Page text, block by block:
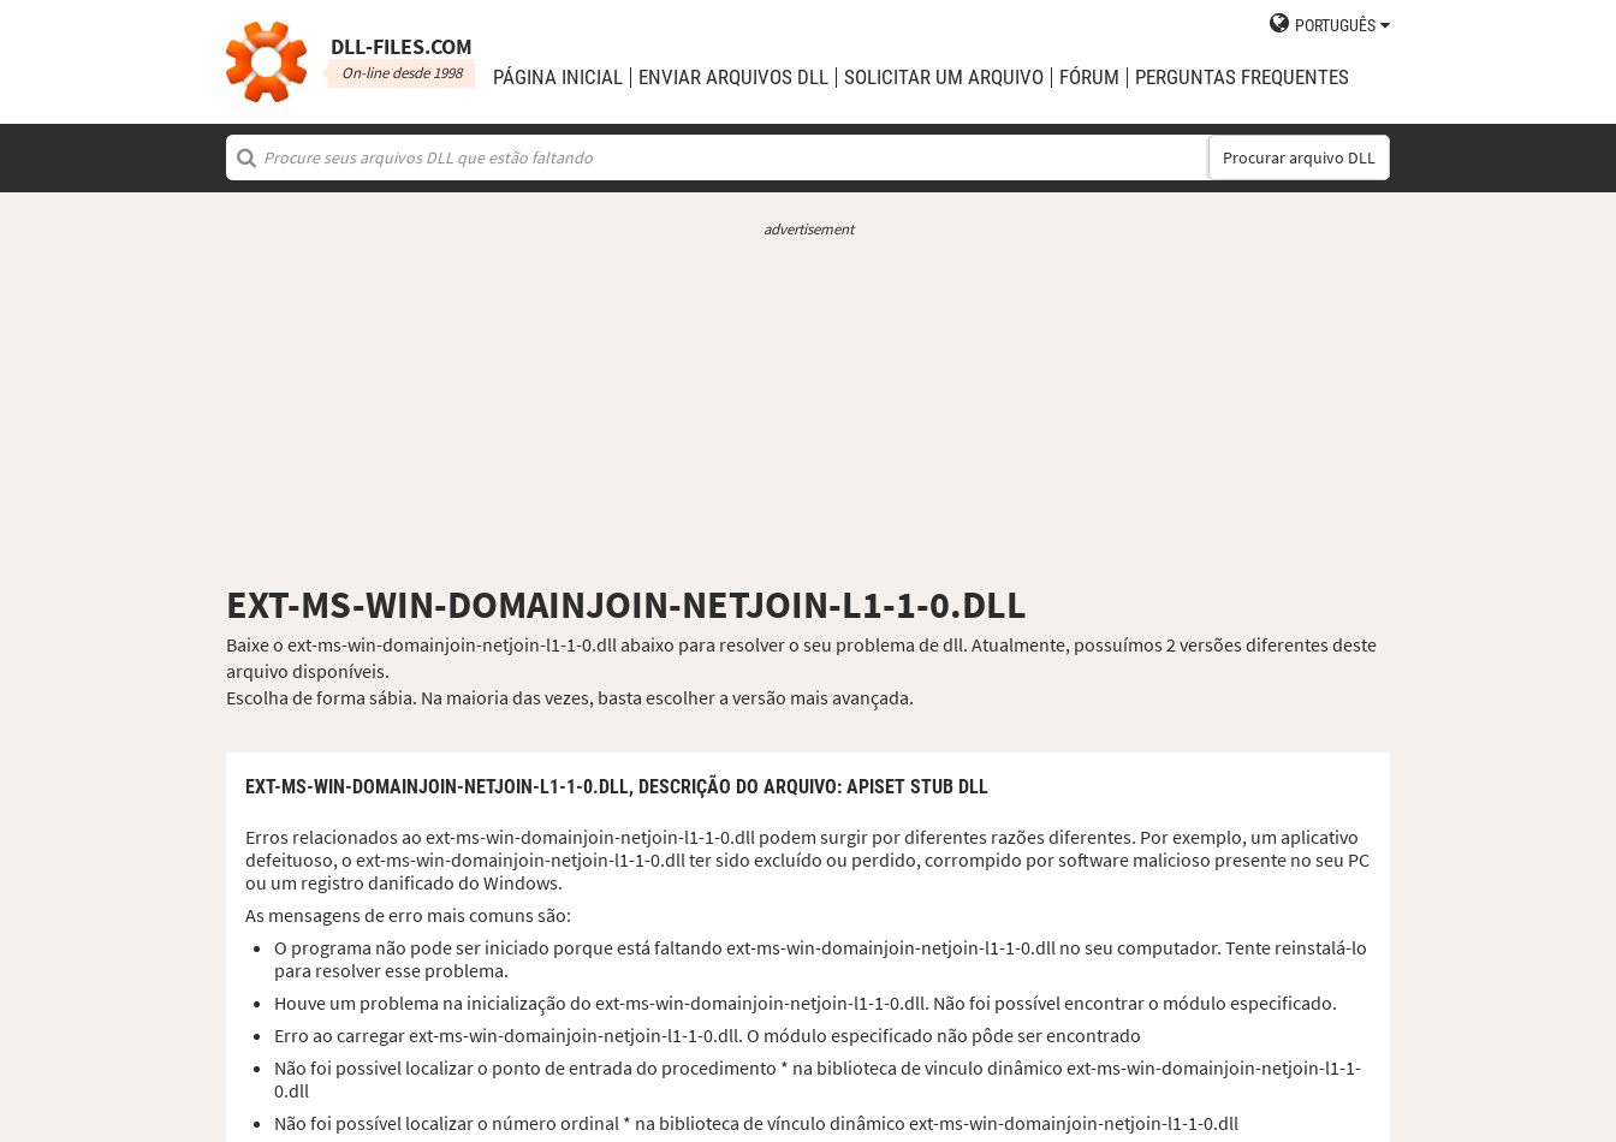
DLL‑FILES.COM
On-line desde 1998
PORTUGUÊS
PÁGINA INICIAL ENVIAR ARQUIVOS DLL SOLICITAR UM ARQUIVO FÓRUM PERGUNTAS FREQUENTES
Procurar arquivo DLL
advertisement
EXT-MS-WIN-DOMAINJOIN-NETJOIN-L1-1-0.DLL
Baixe o ext-ms-win-domainjoin-netjoin-l1-1-0.dll abaixo para resolver o seu problema de dll. Atualmente, possuímos 2 versões diferentes deste
arquivo disponíveis.
Escolha de forma sábia. Na maioria das vezes, basta escolher a versão mais avançada.
EXT-MS-WIN-DOMAINJOIN-NETJOIN-L1-1-0.DLL, DESCRIÇÃO DO ARQUIVO: APISET STUB DLL
Erros relacionados ao ext-ms-win-domainjoin-netjoin-l1-1-0.dll podem surgir por diferentes razões diferentes. Por exemplo, um aplicativo
defeituoso, o ext-ms-win-domainjoin-netjoin-l1-1-0.dll ter sido excluído ou perdido, corrompido por software malicioso presente no seu PC
ou um registro danificado do Windows.
As mensagens de erro mais comuns são:
O programa não pode ser iniciado porque está faltando ext-ms-win-domainjoin-netjoin-l1-1-0.dll no seu computador. Tente reinstalá-lo
para resolver esse problema.
Houve um problema na inicialização do ext-ms-win-domainjoin-netjoin-l1-1-0.dll. Não foi possível encontrar o módulo especificado.
Erro ao carregar ext-ms-win-domainjoin-netjoin-l1-1-0.dll. O módulo especificado não pôde ser encontrado
Não foi possivel localizar o ponto de entrada do procedimento * na biblioteca de vinculo dinâmico ext-ms-win-domainjoin-netjoin-l1-1-
0.dll
Não foi possível localizar o número ordinal * na biblioteca de vínculo dinâmico ext-ms-win-domainjoin-netjoin-l1-1-0.dll